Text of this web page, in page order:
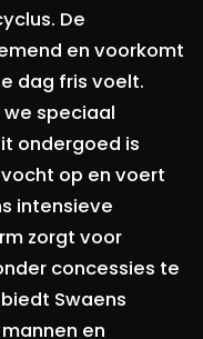
De
en voorkomt
dag fris voelt.​
speciaal
ondergoed is
op en voert
intensieve
zorgt voor
concessies te
Swaens
en